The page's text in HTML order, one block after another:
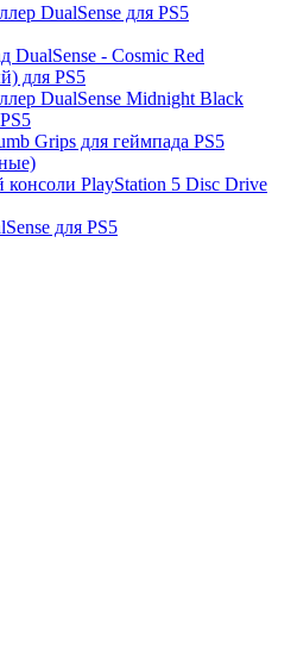
DualSense для PS5
DualSense - Cosmic Red
для PS5
DualSense Midnight Black
Grips для геймпада PS5
консоли PlayStation 5 Disc Drive
для PS5